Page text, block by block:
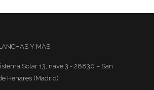
Y MÁS
Solar 13, nave 3 - 28830 – San
Henares (Madrid)